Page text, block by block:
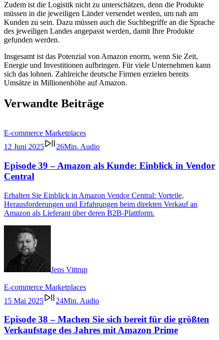
Zudem ist die Logistik nicht zu unterschätzen, denn die Produkte
müssen in die jeweiligen Länder versendet werden, um nah am
Kunden zu sein. Dazu müssen auch die Suchbegriffe an die Sprache
des jeweiligen Landes angepasst werden, damit Ihre Produkte
gefunden werden.
Insgesamt ist das Potenzial von Amazon enorm, wenn Sie Zeit,
Energie und Investitionen aufbringen. Für viele Unternehmen kann
sich das lohnen. Zahlreiche deutsche Firmen erzielen bereits
Umsätze in Millionenhöhe auf Amazon.
Verwandte Beiträge
E-commerce Marketplaces
12 Juni 2025
26Min. Audio
Episode 39 – Amazon als Kunde: Einblick in Vendor
Central
Erhalten Sie Einblick in Amazon Vendor Central: Vorteile,
Herausforderungen und Erfahrungen beim direkten Verkauf an
Amazon als Lieferant über deren B2B-Plattform.
Jens Vittrup
E-commerce Marketplaces
15 Mai 2025
24Min. Audio
Episode 38 – Machen Sie sich bereit für die größten
Verkaufstage des Jahres mit Amazon Prime